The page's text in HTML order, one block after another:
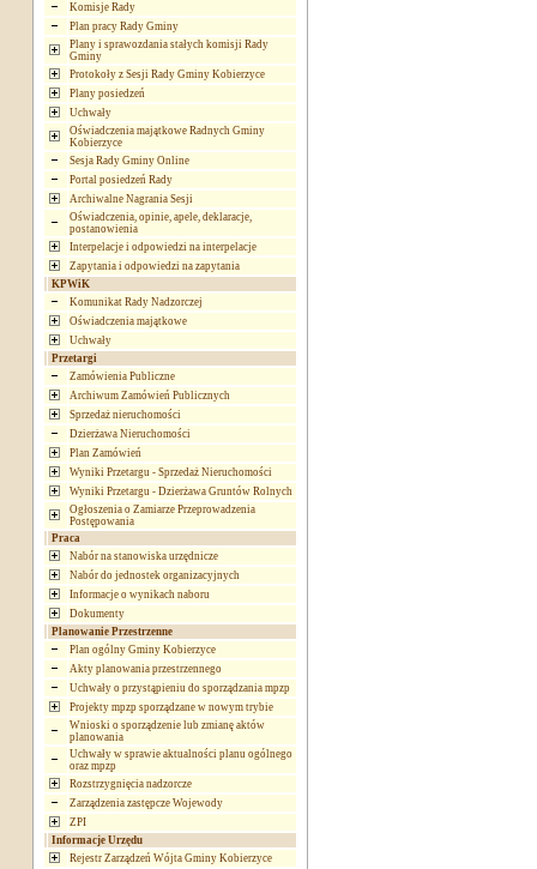
Komisje Rady
Plan pracy Rady Gminy
Plany i sprawozdania stałych komisji Rady
Gminy
Protokoły z Sesji Rady Gminy Kobierzyce
Plany posiedzeń
Uchwały
Oświadczenia majątkowe Radnych Gminy
Kobierzyce
Sesja Rady Gminy Online
Portal posiedzeń Rady
Archiwalne Nagrania Sesji
Oświadczenia, opinie, apele, deklaracje,
postanowienia
Interpelacje i odpowiedzi na interpelacje
Zapytania i odpowiedzi na zapytania
KPWiK
Komunikat Rady Nadzorczej
Oświadczenia majątkowe
Uchwały
Przetargi
Zamówienia Publiczne
Archiwum Zamówień Publicznych
Sprzedaż nieruchomości
Dzierżawa Nieruchomości
Plan Zamówień
Wyniki Przetargu - Sprzedaż Nieruchomości
Wyniki Przetargu - Dzierżawa Gruntów Rolnych
Ogłoszenia o Zamiarze Przeprowadzenia
Postępowania
Praca
Nabór na stanowiska urzędnicze
Nabór do jednostek organizacyjnych
Informacje o wynikach naboru
Dokumenty
Planowanie Przestrzenne
Plan ogólny Gminy Kobierzyce
Akty planowania przestrzennego
Uchwały o przystąpieniu do sporządzania mpzp
Projekty mpzp sporządzane w nowym trybie
Wnioski o sporządzenie lub zmianę aktów
planowania
Uchwały w sprawie aktualności planu ogólnego
oraz mpzp
Rozstrzygnięcia nadzorcze
Zarządzenia zastępcze Wojewody
ZPI
Informacje Urzędu
Rejestr Zarządzeń Wójta Gminy Kobierzyce